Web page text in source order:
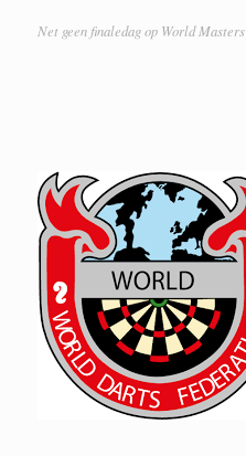
Net geen finaledag op World Masters